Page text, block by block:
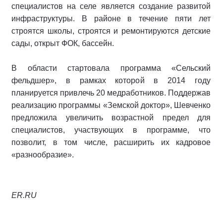
специалистов на селе является создание развитой
инфраструктуры. В районе в течение пяти лет
строятся школы, строятся и ремонтируются детские
сады, открыт ФОК, бассейн.
В области стартовала программа «Сельский
фельдшер», в рамках которой в 2014 году
планируется привлечь 20 медработников. Поддержав
реализацию программы «Земской доктор», Шевченко
предложила увеличить возрастной предел для
специалистов, участвующих в программе, что
позволит, в том числе, расширить их кадровое
«разнообразие».
ER.RU